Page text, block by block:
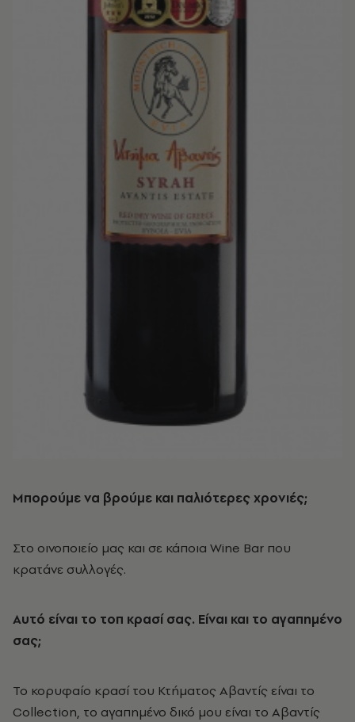
Μπορούμε να βρούμε και παλιότερες χρονιές;
Στο οινοποιείο μας και σε κάποια Wine Bar που
κρατάνε συλλογές.
Αυτό είναι το τοπ κρασί σας. Είναι και το αγαπημένο
σας;
Το κορυφαίο κρασί του Κτήματος Αβαντίς είναι το
Collection, το αγαπημένο δικό μου είναι το Αβαντίς